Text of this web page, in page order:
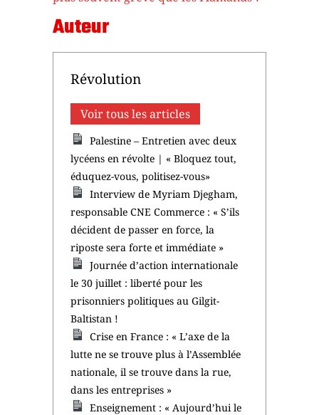
Auteur
Révolution
Voir tous les articles
Palestine – Entretien avec deux
lycéens en révolte | « Bloquez tout,
éduquez-vous, politisez-vous»
Interview de Myriam Djegham,
responsable CNE Commerce : « S’ils
décident de passer en force, la
riposte sera forte et immédiate »
Journée d’action internationale
le 30 juillet : liberté pour les
prisonniers politiques au Gilgit-
Baltistan !
Crise en France : « L’axe de la
lutte ne se trouve plus à l’Assemblée
nationale, il se trouve dans la rue,
dans les entreprises »
Enseignement : « Aujourd’hui le